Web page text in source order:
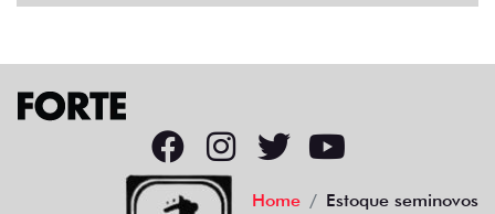
Home Estoque seminovos